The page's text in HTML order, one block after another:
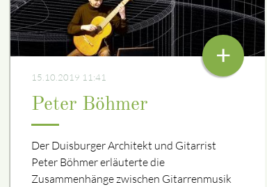
15.10.2019 11:41
Peter Böhmer
Der Duisburger Architekt und Gitarrist
Peter Böhmer erläuterte die
Zusammenhänge zwischen Gitarrenmusik
+